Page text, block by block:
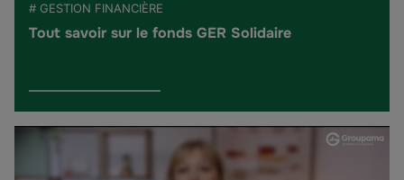
# GESTION FINANCIÈRE
Tout savoir sur le fonds GER Solidaire